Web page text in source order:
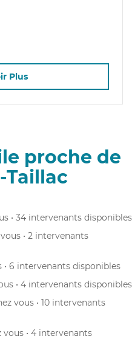
Plus
proche de
Taillac
• 34 intervenants disponibles
• 2 intervenants
• 6 intervenants disponibles
• 4 intervenants disponibles
vous • 10 intervenants
vous • 4 intervenants